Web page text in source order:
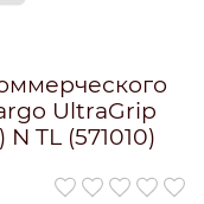
UltraGrip
N TL (571010)